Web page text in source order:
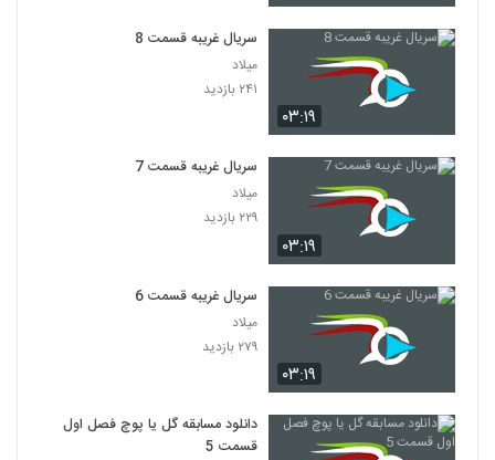
۰۳:۱۹
سریال غریبه قسمت 8
میلاد
۲۴۱ بازدید
۰۳:۱۹
سریال غریبه قسمت 7
میلاد
۲۲۹ بازدید
۰۳:۱۹
سریال غریبه قسمت 6
میلاد
۲۷۹ بازدید
دانلود مسابقه گل یا پوچ فصل اول
قسمت 5